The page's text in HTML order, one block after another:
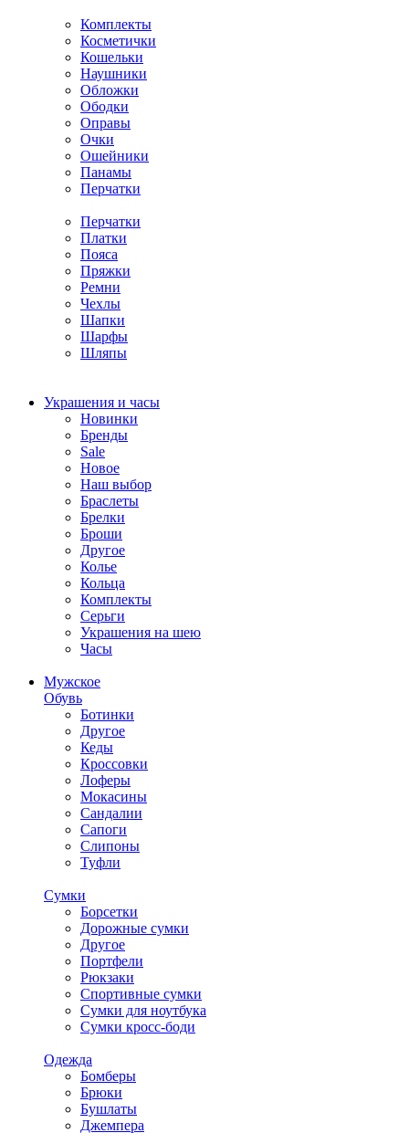
Комплекты
Косметички
Кошельки
Наушники
Обложки
Ободки
Оправы
Очки
Ошейники
Панамы
Перчатки
Перчатки
Платки
Пояса
Пряжки
Ремни
Чехлы
Шапки
Шарфы
Шляпы
Украшения и часы
Новинки
Бренды
Sale
Новое
Наш выбор
Браслеты
Брелки
Броши
Другое
Колье
Кольца
Комплекты
Серьги
Украшения на шею
Часы
Мужское
Обувь
Ботинки
Другое
Кеды
Кроссовки
Лоферы
Мокасины
Сандалии
Сапоги
Слипоны
Туфли
Сумки
Борсетки
Дорожные сумки
Другое
Портфели
Рюкзаки
Спортивные сумки
Сумки для ноутбука
Сумки кросс-боди
Одежда
Бомберы
Брюки
Бушлаты
Джемпера